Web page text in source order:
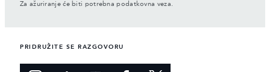
Za ažuriranje će biti potrebna podatkovna veza.
PRIDRUŽITE SE RAZGOVORU